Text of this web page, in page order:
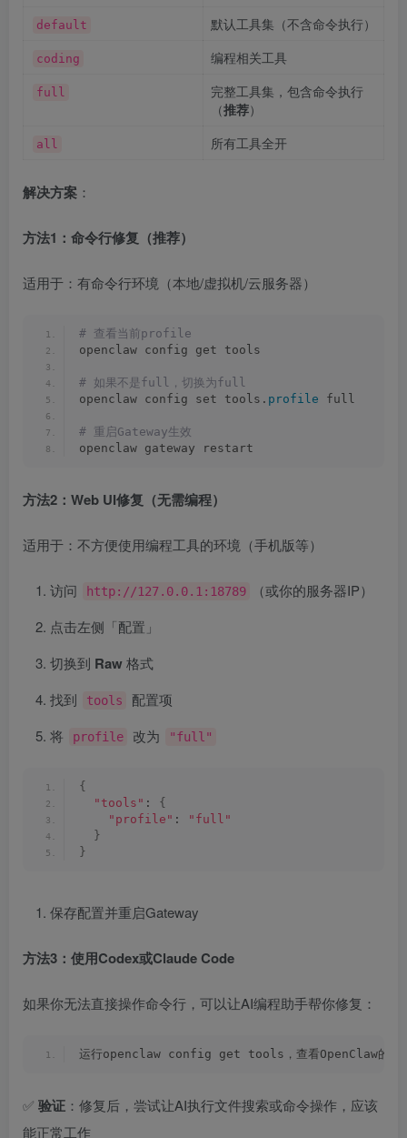
default 默认工具集（不含命令执行）
coding 编程相关工具
full
完整工具集，包含命令执行
（推荐）
all 所有工具全开
解决方案 ：
方法1：命令行修复（推荐）
适用于：有命令行环境（本地/虚拟机/云服务器）
# 查看当前profile
openclaw config get tools
# 如果不是full，切换为full
openclaw config set tools. profile full
# 重启Gateway生效
openclaw gateway restart
方法2：Web UI修复（无需编程）
适用于：不方便使用编程工具的环境（手机版等）
访问 http://127.0.0.1:18789
（或你的服务器IP）
点击左侧「配置」
切换到 Raw格式
找到
tools
配置项
将
profile 改为 "full"
{
"tools" : {
"profile" :
"full"
}
}
保存配置并重启Gateway
方法3：使用Codex或Claude Code
如果你无法直接操作命令行，可以让AI编程助手帮你修复：
运行openclaw config get tools，查看OpenClaw的
✅ 验证 ：修复后，尝试让AI执行文件搜索或命令操作，应该
能正常工作